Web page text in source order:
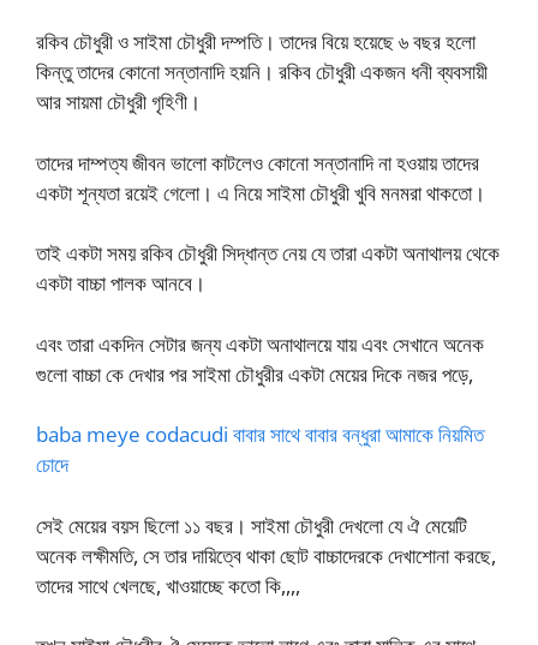
রকিব চৌধুরী ও সাইমা চৌধুরী দম্পতি। তাদের বিয়ে হয়েছে ৬ বছর হলো
কিন্তু তাদের কোনো সন্তানাদি হয়নি। রকিব চৌধুরী একজন ধনী ব্যবসায়ী
আর সায়মা চৌধুরী গৃহিণী।
তাদের দাম্পত্য জীবন ভালো কাটলেও কোনো সন্তানাদি না হওয়ায় তাদের
একটা শূন্যতা রয়েই গেলো। এ নিয়ে সাইমা চৌধুরী খুবি মনমরা থাকতো।
তাই একটা সময় রকিব চৌধুরী সিদ্ধান্ত নেয় যে তারা একটা অনাথালয় থেকে
একটা বাচ্চা পালক আনবে।
এবং তারা একদিন সেটার জন্য একটা অনাথালয়ে যায় এবং সেখানে অনেক
গুলো বাচ্চা কে দেখার পর সাইমা চৌধুরীর একটা মেয়ের দিকে নজর পড়ে,
baba meye codacudi বাবার সাথে বাবার বন্ধুরা আমাকে নিয়মিত
চোদে
সেই মেয়ের বয়স ছিলো ১১ বছর। সাইমা চৌধুরী দেখলো যে ঐ মেয়েটি
অনেক লক্ষীমতি, সে তার দায়িত্বে থাকা ছোট বাচ্চাদেরকে দেখাশোনা করছে,
তাদের সাথে খেলছে, খাওয়াচ্ছে কতো কি,,,,